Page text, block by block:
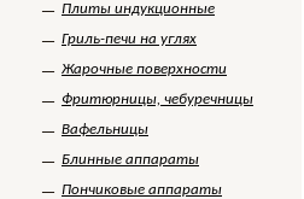
Плиты индукционные
Гриль-печи на углях
Жарочные поверхности
Фритюрницы, чебуречницы
Вафельницы
Блинные аппараты
Пончиковые аппараты